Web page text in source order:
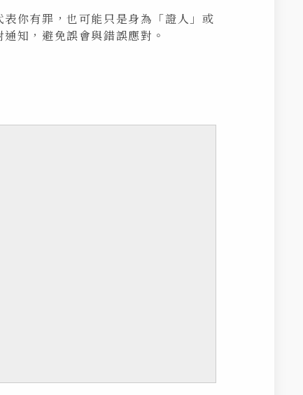
你有罪，也可能只是身為「證人」或
知，避免誤會與錯誤應對。